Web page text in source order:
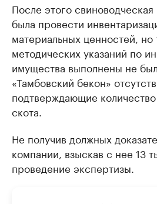
После этого
была провести
материальных ценностей, но
методических указаний по
имущества выполнены не
«Тамбовский бекон»
подтверждающие
скота.
Не получив должных
компании, взыскав с нее 13
проведение экспертизы.